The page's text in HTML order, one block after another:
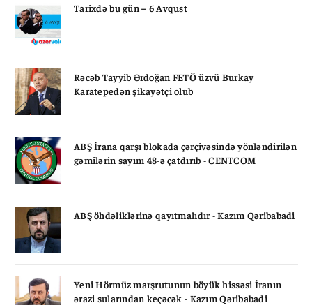
Tarixdə bu gün – 6 Avqust
Rəcəb Tayyib Ərdoğan FETÖ üzvü Burkay
Karatepedən şikayətçi olub
ABŞ İrana qarşı blokada çərçivəsində yönləndirilən
gəmilərin sayını 48-ə çatdırıb - CENTCOM
ABŞ öhdəliklərinə qayıtmalıdır - Kazım Qəribabadi
Yeni Hörmüz marşrutunun böyük hissəsi İranın
ərazi sularından keçəcək - Kazım Qəribabadi